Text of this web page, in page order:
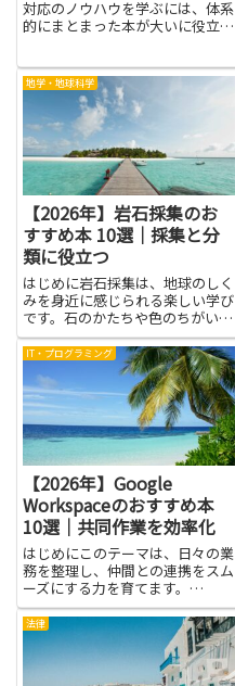
対応のノウハウを学ぶには、体系
的にまとまった本が大いに役立ち
な開示やガバナンスの考え方、危
機対応の考慮点などを書籍で学ぶ
と、理論と具体例の両方から理...
地学・地球科学
【2026年】岩石採集のお
すすめ本 10選｜採集と分
類に役立つ
はじめに岩石採集は、地球のしく
みを身近に感じられる楽しい学び
です。石のかたちや色のちがいを
観察すると、山や川べりの自然が
ぐっと身近に見えてきます。そん
な観察を後押ししてくれるのが、
この本です。読みやすい言い方と
写真が多く、難しい専門用語を
抑...
IT・プログラミング
【2026年】Google
Workspaceのおすすめ本
10選｜共同作業を効率化
はじめにこのテーマは、日々の業
務を整理し、仲間との連携をスム
ーズにする力を育てます。
Google Workspaceはメールやカ
レンダー、文書、共有ドライブを
ひとまとめにしたサービスで、仕
事の流れを一本化する道具箱のよ
うです。使い方を知ると...
法律